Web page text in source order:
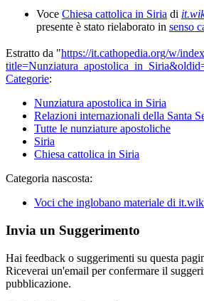
Voce Chiesa cattolica in Siria di
presente è stato rielaborato in senso
Estratto da "https://it.cathopedia.org/w/
Categorie:
Nunziatura apostolica in Siria
Relazioni internazionali della Santa
Tutte le nunziature apostoliche
Siria
Chiesa cattolica in Siria
Categoria nascosta:
Voci che inglobano materiale di
Invia un Suggerimento
Hai feedback o suggerimenti su questa
Riceverai un'email per confermare il
pubblicazione.